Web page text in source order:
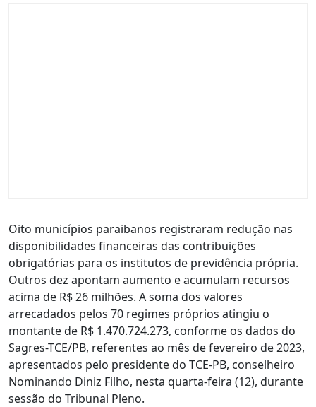
Oito municípios paraibanos registraram redução nas
disponibilidades financeiras das contribuições
obrigatórias para os institutos de previdência própria.
Outros dez apontam aumento e acumulam recursos
acima de R$ 26 milhões. A soma dos valores
arrecadados pelos 70 regimes próprios atingiu o
montante de R$ 1.470.724.273, conforme os dados do
Sagres-TCE/PB, referentes ao mês de fevereiro de 2023,
apresentados pelo presidente do TCE-PB, conselheiro
Nominando Diniz Filho, nesta quarta-feira (12), durante
sessão do Tribunal Pleno.